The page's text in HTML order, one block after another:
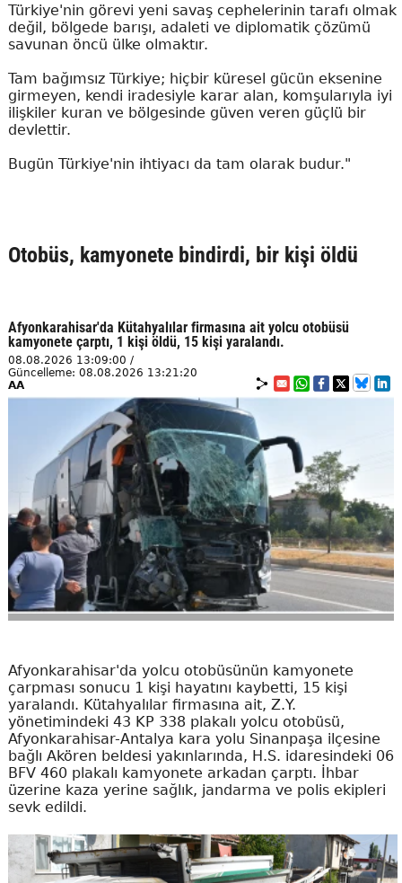
Türkiye'nin görevi yeni savaş cephelerinin tarafı olmak
değil, bölgede barışı, adaleti ve diplomatik çözümü
savunan öncü ülke olmaktır.
Tam bağımsız Türkiye; hiçbir küresel gücün eksenine
girmeyen, kendi iradesiyle karar alan, komşularıyla iyi
ilişkiler kuran ve bölgesinde güven veren güçlü bir
devlettir.
Bugün Türkiye'nin ihtiyacı da tam olarak budur."
Otobüs, kamyonete bindirdi, bir kişi öldü
Afyonkarahisar'da Kütahyalılar firmasına ait yolcu otobüsü
kamyonete çarptı, 1 kişi öldü, 15 kişi yaralandı.
08.08.2026 13:09:00 /
Güncelleme: 08.08.2026 13:21:20
AA
Afyonkarahisar'da yolcu otobüsünün kamyonete
çarpması sonucu 1 kişi hayatını kaybetti, 15 kişi
yaralandı. Kütahyalılar firmasına ait, Z.Y.
yönetimindeki 43 KP 338 plakalı yolcu otobüsü,
Afyonkarahisar-Antalya kara yolu Sinanpaşa ilçesine
bağlı Akören beldesi yakınlarında, H.S. idaresindeki 06
BFV 460 plakalı kamyonete arkadan çarptı. İhbar
üzerine kaza yerine sağlık, jandarma ve polis ekipleri
sevk edildi.